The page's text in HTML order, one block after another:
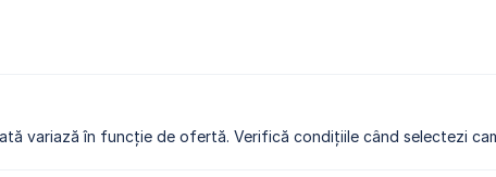
variază în funcție de ofertă. Verifică condițiile când selectezi